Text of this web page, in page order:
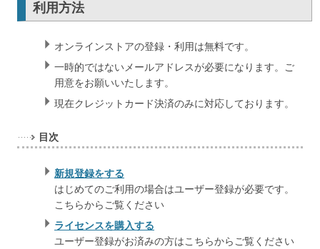
利用方法
オンラインストアの登録・利用は無料です。
一時的ではないメールアドレスが必要になります。ご
用意をお願いいたします。
現在クレジットカード決済のみに対応しております。
目次
新規登録をする
はじめてのご利用の場合はユーザー登録が必要です。
こちらからご覧ください
ライセンスを購入する
ユーザー登録がお済みの方はこちらからご覧ください